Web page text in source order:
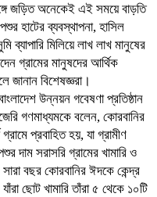
জড়িত অনেকেই এই সময়ে বাড়তি
হাটের ব্যবস্থাপনা, হাসিল
মিলিয়ে লাখ লাখ মানুষের
গ্রামের মানুষদের আর্থিক
জানান বিশেষজ্ঞরা।
উন্নয়ন গবেষণা প্রতিষ্ঠান
গণমাধ্যমকে বলেন, কোরবানির
প্রবাহিত হয়, যা গ্রামীণ
দাম সরাসরি গ্রামের খামারি ও
বছর কোরবানির ঈদকে কেন্দ্র
ছোট খামারি তাঁরা ৫ থেকে ১০টি